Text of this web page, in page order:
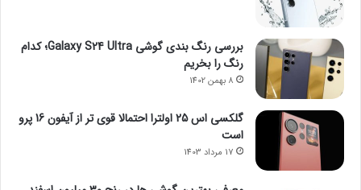
بررسی رنگ بندی گوشی Galaxy S24 Ultra؛ کدام
رنگ را بخریم
8 بهمن 1402
گلکسی اس 25 اولترا احتمالا قوی تر از آیفون 16 پرو
است
17 مرداد 1403